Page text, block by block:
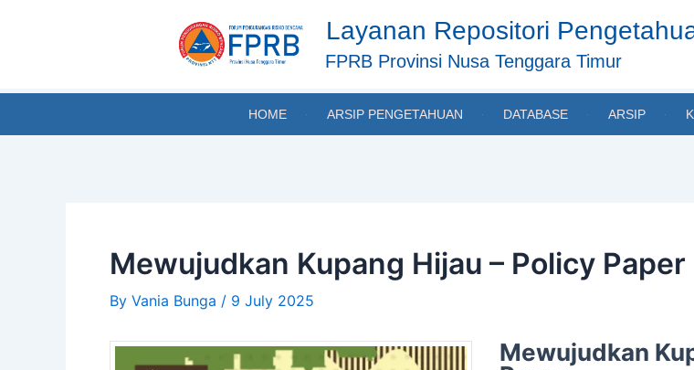
Layanan Repositori
FPRB Provinsi Nusa Tenggara Timur
HOME ARSIP PENGETAHUAN DATABASE ARSIP
Mewujudkan Kupang Hijau – Policy Paper
By Vania Bunga / 9 July 2025
Mewujudkan
navigation